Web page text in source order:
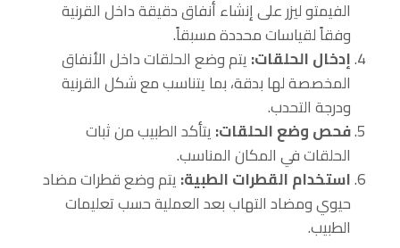
الفيمتو ليزر على إنشاء أنفاق دقيقة داخل القرنية
وفقاً لقياسات محددة مسبقاً.
إدخال الحلقات:يتم وضع الحلقات داخل الأنفاق
المخصصة لها بدقة، بما يتناسب مع شكل القرنية
ودرجة التحدب.
فحص وضع الحلقات:يتأكد الطبيب من ثبات
الحلقات في المكان المناسب.
استخدام القطرات الطبية:يتم وضع قطرات مضاد
حيوي ومضاد التهاب بعد العملية حسب تعليمات
الطبيب.